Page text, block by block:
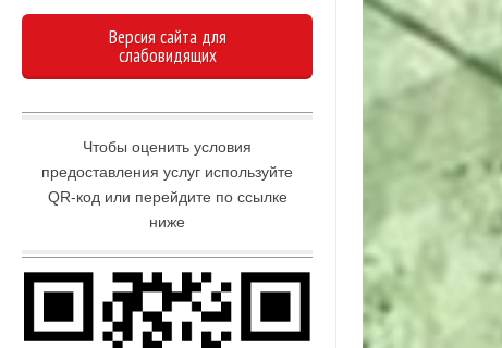
Версия сайта для
слабовидящих
Чтобы оценить условия
предоставления услуг используйте
QR-код или перейдите по ссылке
ниже